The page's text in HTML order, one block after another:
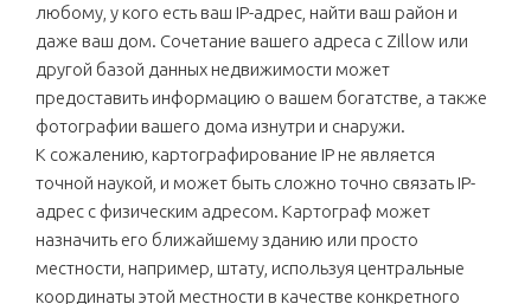
любому, у кого есть ваш IP-адрес, найти ваш район и
даже ваш дом. Сочетание вашего адреса с Zillow или
другой базой данных недвижимости может
предоставить информацию о вашем богатстве, а также
фотографии вашего дома изнутри и снаружи.
К сожалению, картографирование IP не является
точной наукой, и может быть сложно точно связать IP-
адрес с физическим адресом. Картограф может
назначить его ближайшему зданию или просто
местности, например, штату, используя центральные
координаты этой местности в качестве конкретного